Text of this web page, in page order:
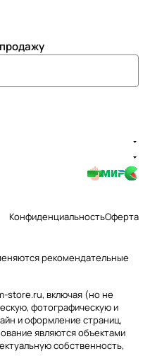
КонфиденциальностьОферта
рекомендательные
store.ru, включая (но не
фотографическую и
и оформление страниц,
являются объектами
собственность,